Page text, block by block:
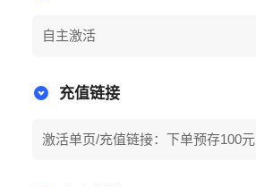
自主激活
充值链接
激活单页/充值链接：下单预存100元